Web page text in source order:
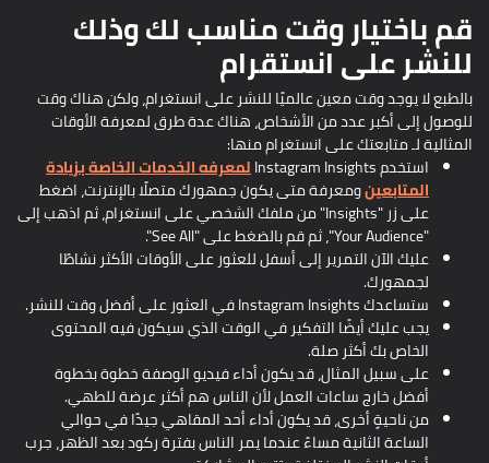
قم باختيار وقت مناسب لك وذلك
للنشر على انستقرام
بالطبع لا يوجد وقت معين عالميًا للنشر على انستغرام، ولكن هناك وقت
للوصول إلى أكبر عدد من الأشخاص، هناك عدة طرق لمعرفة الأوقات
المثالية لـ متابعتك على انستغرام منها:
استخدم Instagram Insights
لمعرفه الخدمات الخاصة بزيادة
المتابعينومعرفة متى يكون جمهورك متصلًا بالإنترنت، اضغط
على زر "Insights" من ملفك الشخصي على انستغرام، ثم اذهب إلى
"Your Audience"، ثم قم بالضغط على "See All".
عليك الآن التمرير إلى أسفل للعثور على الأوقات الأكثر نشاطًا
لجمهورك.
ستساعدك Instagram Insights في العثور على أفضل وقت للنشر.
يجب عليك أيضًا التفكير في الوقت الذي سيكون فيه المحتوى
الخاص بك أكثر صلة.
على سبيل المثال، قد يكون أداء فيديو الوصفة خطوة بخطوة
أفضل خارج ساعات العمل لأن الناس هم أكثر عرضة للطهي.
من ناحيةٍ أخرى، قد يكون أداء أحد المقاهي جيدًا في حوالي
الساعة الثانية مساءً عندما يمر الناس بفترة ركود بعد الظهر، جرب